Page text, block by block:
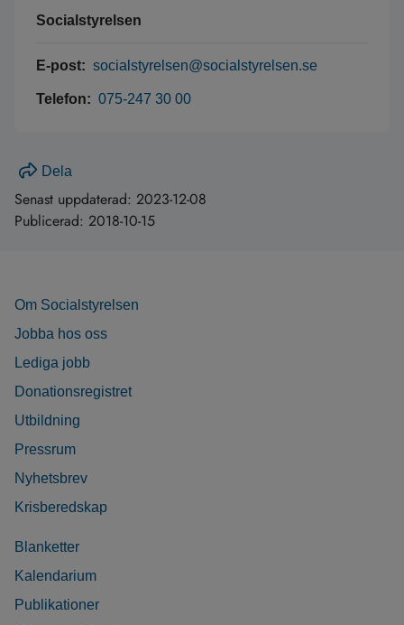
Socialstyrelsen
E-post: socialstyrelsen@socialstyrelsen.se
Telefon: 075-247 30 00
Dela
Senast uppdaterad: 2023-12-08
Publicerad: 2018-10-15
Om Socialstyrelsen
Jobba hos oss
Lediga jobb
Donationsregistret
Utbildning
Pressrum
Nyhetsbrev
Krisberedskap
Blanketter
Kalendarium
Publikationer